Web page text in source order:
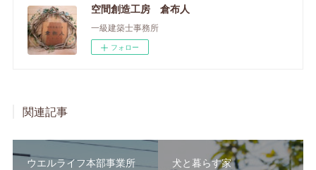
空間創造工房 倉布人
一級建築士事務所
フォロー
関連記事
ウエルライフ本部事業所 犬と暮らす家